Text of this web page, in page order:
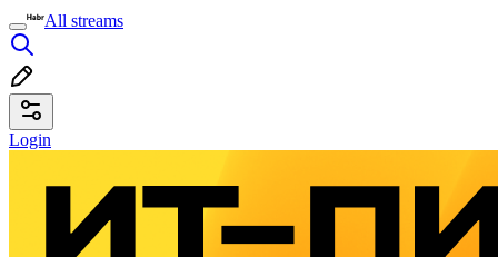
All streams
Login